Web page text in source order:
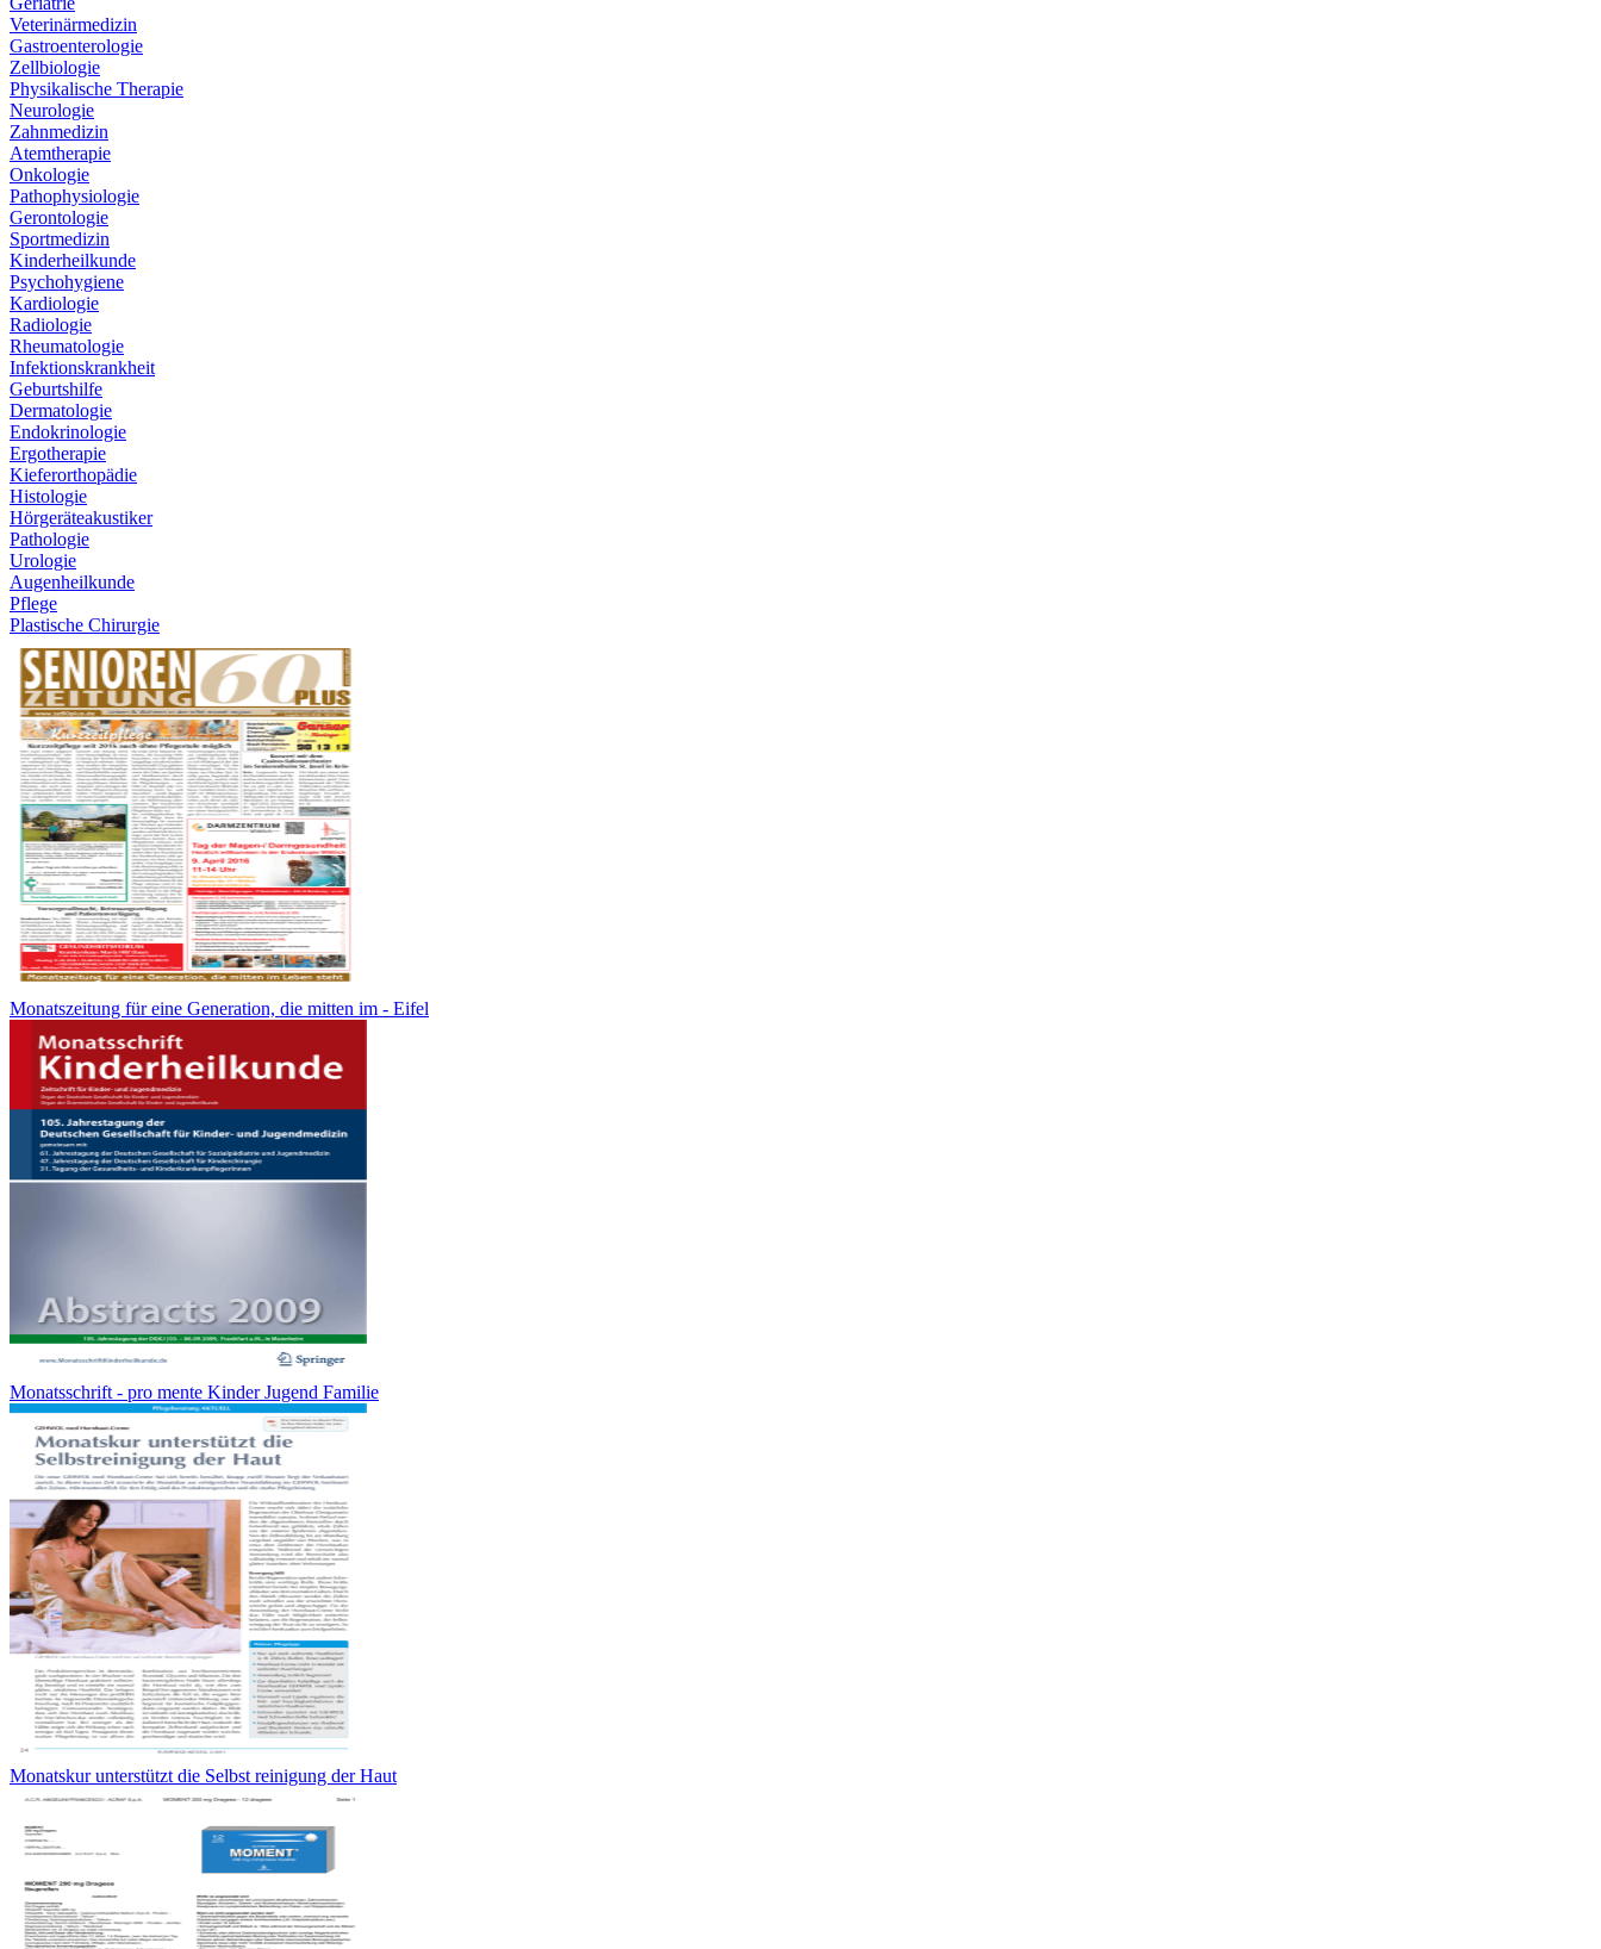
Veterinärmedizin
Gastroenterologie
Zellbiologie
Physikalische Therapie
Neurologie
Zahnmedizin
Atemtherapie
Onkologie
Pathophysiologie
Gerontologie
Sportmedizin
Kinderheilkunde
Psychohygiene
Kardiologie
Radiologie
Rheumatologie
Infektionskrankheit
Geburtshilfe
Dermatologie
Endokrinologie
Ergotherapie
Kieferorthopädie
Histologie
Hörgeräteakustiker
Pathologie
Urologie
Augenheilkunde
Pflege
Plastische Chirurgie
Monatszeitung für eine Generation, die mitten im - Eifel
Monatsschrift - pro mente Kinder Jugend Familie
Monatskur unterstützt die Selbst reinigung der Haut